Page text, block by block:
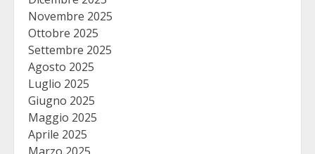
Novembre 2025
Ottobre 2025
Settembre 2025
Agosto 2025
Luglio 2025
Giugno 2025
Maggio 2025
Aprile 2025